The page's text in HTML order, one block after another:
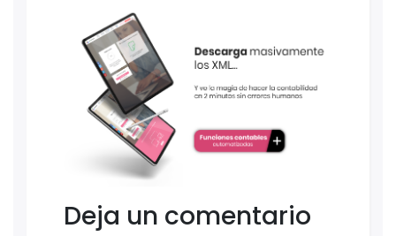
Deja un comentario